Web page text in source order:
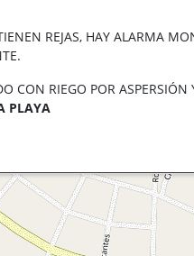
REJAS, HAY ALARMA
RIEGO POR ASPERSIÓN
PLAYA